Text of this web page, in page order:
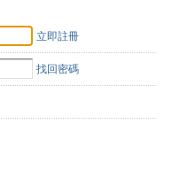
立即註冊
找回密碼